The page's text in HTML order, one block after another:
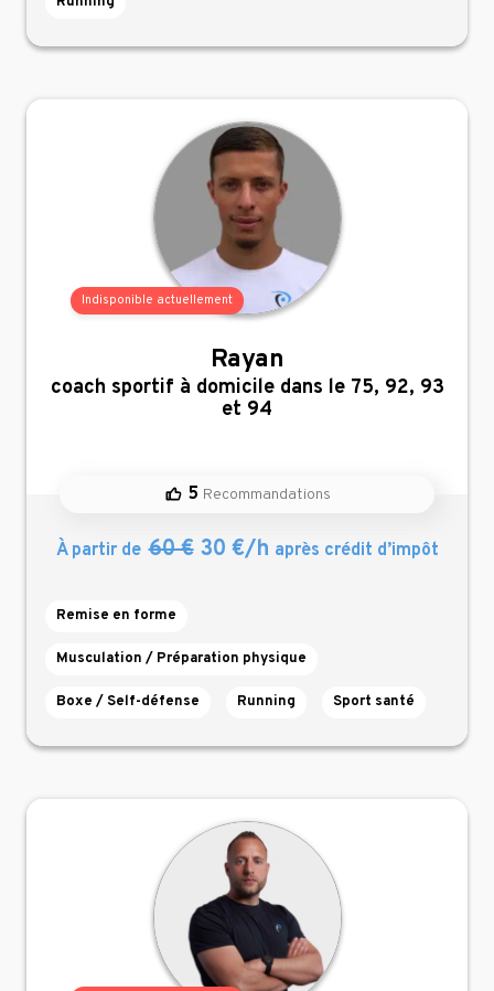
Indisponible actuellement
Rayan
,
coach sportif à domicile dans le 75, 92, 93
et 94
5 Recommandations
À partir de 60 €30 €/h après crédit d’impôt
Remise en forme
Musculation / Préparation physique
Boxe / Self-défense Running Sport santé